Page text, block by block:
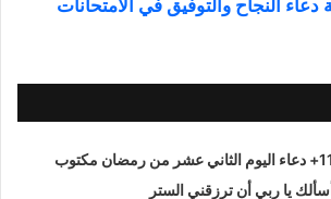
دعاء النجاح والتوفيق في الامتحانات
11+ دعاء اليوم الثاني عشر من رمضان مكتوب
يا ربي أن ترزقني الستر